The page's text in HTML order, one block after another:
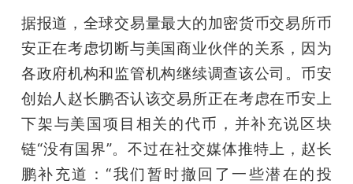
据报道，全球交易量最大的加密货币交易所币
安正在考虑切断与美国商业伙伴的关系，因为
各政府机构和监管机构继续调查该公司。币安
创始人赵长鹏否认该交易所正在考虑在币安上
下架与美国项目相关的代币，并补充说区块
链“没有国界”。不过在社交媒体推特上，赵长
鹏补充道：“我们暂时撤回了一些潜在的投